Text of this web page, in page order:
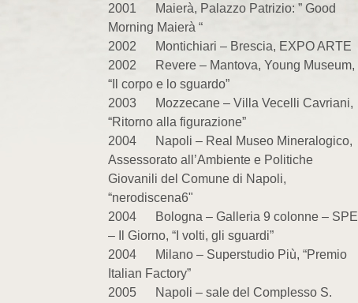
2001 Maierà, Palazzo Patrizio: ” Good
Morning Maierà “
2002 Montichiari – Brescia, EXPO ARTE
2002 Revere – Mantova, Young Museum,
“Il corpo e lo sguardo”
2003 Mozzecane – Villa Vecelli Cavriani,
“Ritorno alla figurazione”
2004 Napoli – Real Museo Mineralogico,
Assessorato all’Ambiente e Politiche
Giovanili del Comune di Napoli,
“nerodiscena6"
2004 Bologna – Galleria 9 colonne – SPE
– Il Giorno, “I volti, gli sguardi”
2004 Milano – Superstudio Più, “Premio
Italian Factory”
2005 Napoli – sale del Complesso S.